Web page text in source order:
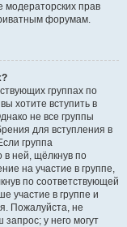
модераторских прав
форумам.
группах по
хотите вступить в
не все группы
для вступления в
группа
в ней, щёлкнув по
на участие в группе,
по соответствующей
участие в группе и
Пожалуйста, не
у него могут